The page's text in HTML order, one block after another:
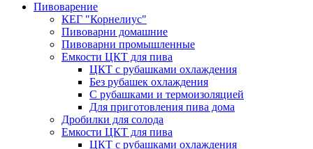
Пивоварение
КЕГ "Корнелиус"
Пивоварни домашние
Пивоварни промышленные
Емкости ЦКТ для пива
ЦКТ с рубашками охлаждения
Без рубашек охлаждения
С рубашками и термоизоляцией
Для приготовления пива дома
Дробилки для солода
Емкости ЦКТ для пива
ЦКТ с рубашками охлаждения